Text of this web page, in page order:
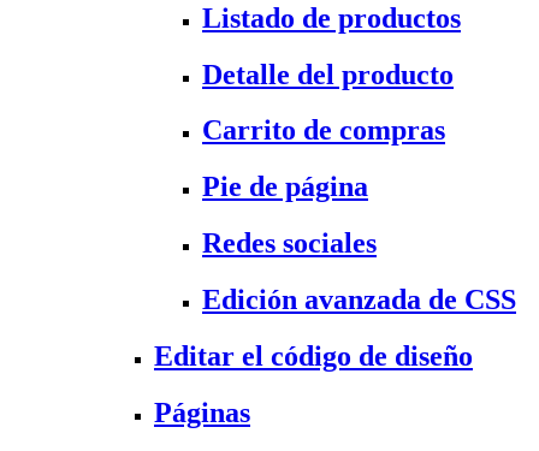
Listado de productos
Detalle del producto
Carrito de compras
Pie de página
Redes sociales
Edición avanzada de CSS
Editar el código de diseño
Páginas